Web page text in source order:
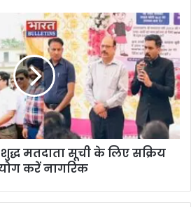
मतदाता सूची के लिए सक्रिय
करें नागरिक